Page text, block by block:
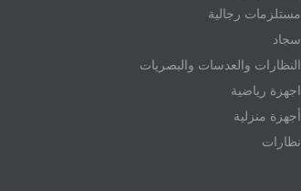
مستلزمات رجالية
سجاد
النظارات والعدسات والبصريات
اجهزة رياضية
أجهزة منزلية
نظارات